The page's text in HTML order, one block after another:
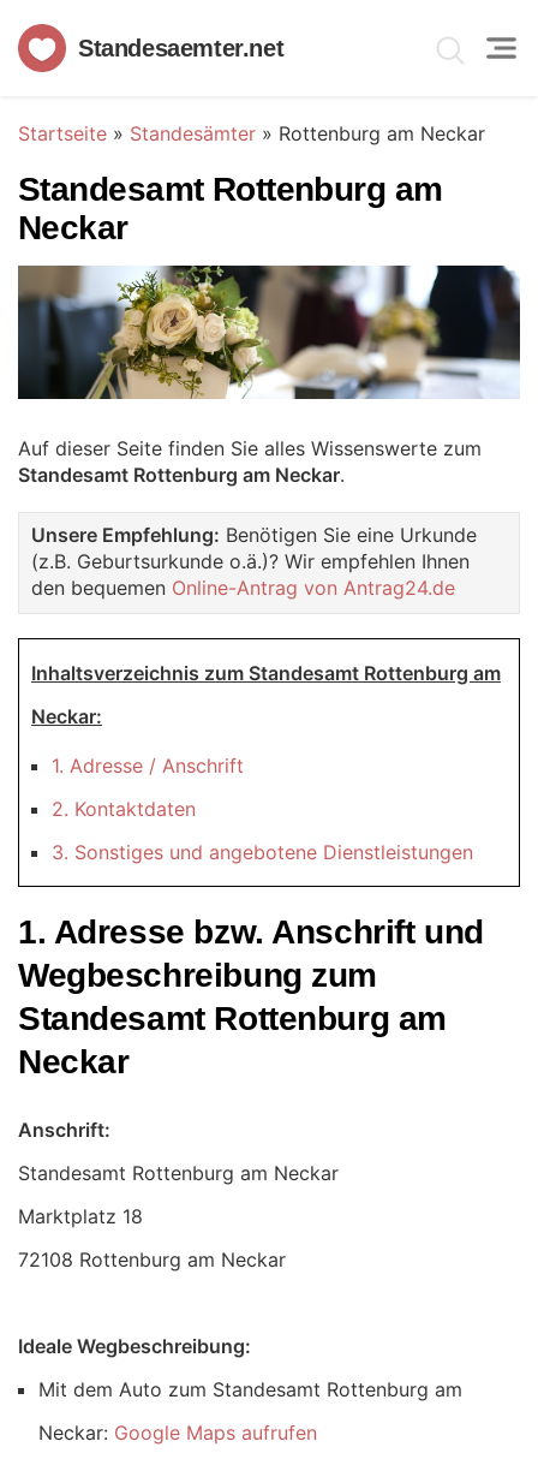
Standesaemter.net
Startseite » Standesämter » Rottenburg am Neckar
Standesamt Rottenburg am
Neckar
Auf dieser Seite finden Sie alles Wissenswerte zum
Standesamt Rottenburg am Neckar.
Unsere Empfehlung: Benötigen Sie eine Urkunde
(z.B. Geburtsurkunde o.ä.)? Wir empfehlen Ihnen
den bequemen Online-Antrag von Antrag24.de
Inhaltsverzeichnis zum Standesamt Rottenburg am
Neckar:
1. Adresse / Anschrift
2. Kontaktdaten
3. Sonstiges und angebotene Dienstleistungen
1. Adresse bzw. Anschrift und
Wegbeschreibung zum
Standesamt Rottenburg am
Neckar
Anschrift:
Standesamt Rottenburg am Neckar
72108 Rottenburg am Neckar
Ideale Wegbeschreibung:
Mit dem Auto zum Standesamt Rottenburg am
Neckar: Google Maps aufrufen